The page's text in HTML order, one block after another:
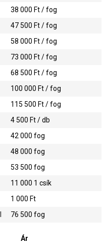
38 000 Ft / fog
47 500 Ft / fog
58 000 Ft / fog
73 000 Ft / fog
68 500 Ft / fog
100 000 Ft / fog
115 500 Ft / fog
4 500 Ft / db
42 000fog
48 000fog
53 500fog
11 000 1 csík
1 000 Ft
76 500fog
Ár